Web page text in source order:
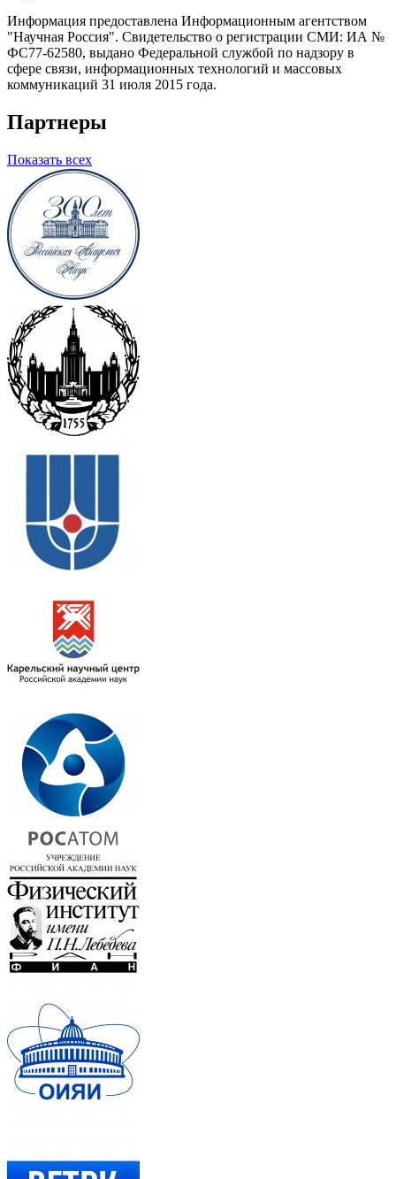
Информация предоставлена Информационным агентством
"Научная Россия". Свидетельство о регистрации СМИ: ИА №
ФС77-62580, выдано Федеральной службой по надзору в
сфере связи, информационных технологий и массовых
коммуникаций 31 июля 2015 года.
Партнеры
Показать всех